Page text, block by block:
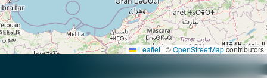
Leaflet|©OpenStreetMapcontributors